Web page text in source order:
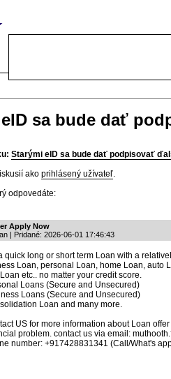
sa bude dať
Starými eID sa bude dať podpisovať
ako prihlásený užívateľ.
odpovedáte:
Apply Now
| Pridané: 2026-06-01 17:46:43
quick long or short term Loan with a
Loan, personal Loan, home Loan, auto
etc.. no matter your credit score.
Loans (Secure and Unsecured)
Loans (Secure and Unsecured)
Loan and many more.
US for more information about Loan
problem. contact us via email:
number: +917428831341 (Call/What's